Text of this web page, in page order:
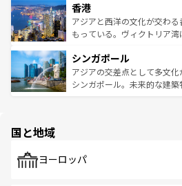
とつ。フォーやバインミー、
ひ現地で味わいたい。どの
が旅行者を迎えてくれるの
参照してほしい。
の活気が交差している。北部
帯で自然と触れ合い、南部
いビーチでリゾート気分を
激する。気候は一年中温暖で
が待っている。親しみやす
た文化、そして多様な観光
香港
アジアと西洋の文化が交わ
もっている。ヴィクトリア
み、どこを訪れても感動する
ており、効率よく見どころ
うな絶景から文化的な体験
シンガポール
アジアの交差点として多文
シンガポール。未来的な建
で、ホーカーズは地元の風情
国と地域
ヨーロッパ